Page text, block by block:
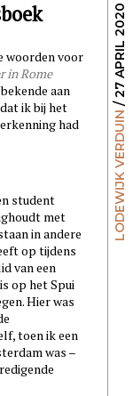
LODEWIJK VERDUIN
/ 27 APRIL 2020
woorden voor
in Rome
aan
ik bij het
had
student
met
in andere
op tijdens
van een
op het Spui
Hier was
toen ik een
was –